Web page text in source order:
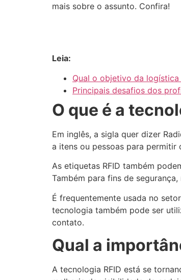
mais sobre o assunto. Confira!
Leia:
Qual o objetivo da logística
Principais desafios dos
O que é a
Em inglês, a sigla quer dizer
a itens ou pessoas para
As etiquetas RFID também
Também para fins de
É frequentemente usada no
tecnologia também pode ser
contato.
Qual a
A tecnologia RFID está se